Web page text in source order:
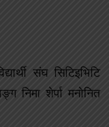
संघ सिटिइभिटि
निमा शेर्पा मनोनित